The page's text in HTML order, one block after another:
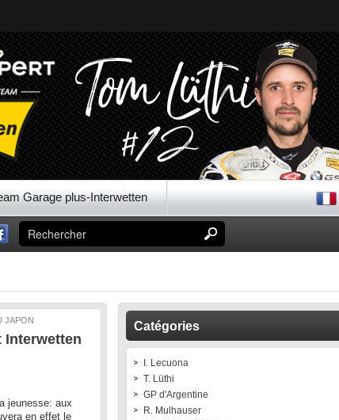
Garage plus-Interwetten
JAPON
Interwetten
jeunesse: aux
en effet le
Catégories
I. Lecuona
T. Lüthi
GP d'Argentine
R. Mulhauser